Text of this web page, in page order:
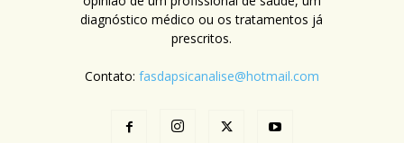
diagnóstico médico ou os tratamentos já
prescritos.
Contato: fasdapsicanalise@hotmail.com